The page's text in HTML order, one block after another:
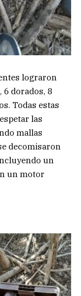
lograron
6 dorados, 8
Todas estas
las
mallas
decomisaron
un
un motor